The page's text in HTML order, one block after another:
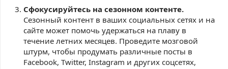
Сфокусируйтесь на сезонном контенте.
Сезонный контент в ваших социальных сетях и на
сайте может помочь удержаться на плаву в
течение летних месяцев. Проведите мозговой
штурм, чтобы продумать различные посты в
Facebook, Twitter, Instagram и других соцсетях,